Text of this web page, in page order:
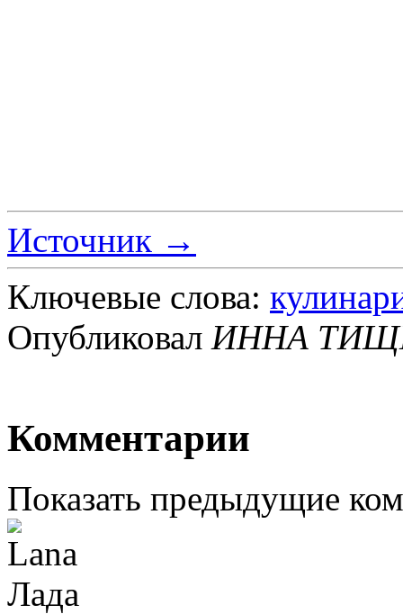
Источник →
Ключевые слова:
Опубликовал ИННА
Комментарии
Показать предыдущие